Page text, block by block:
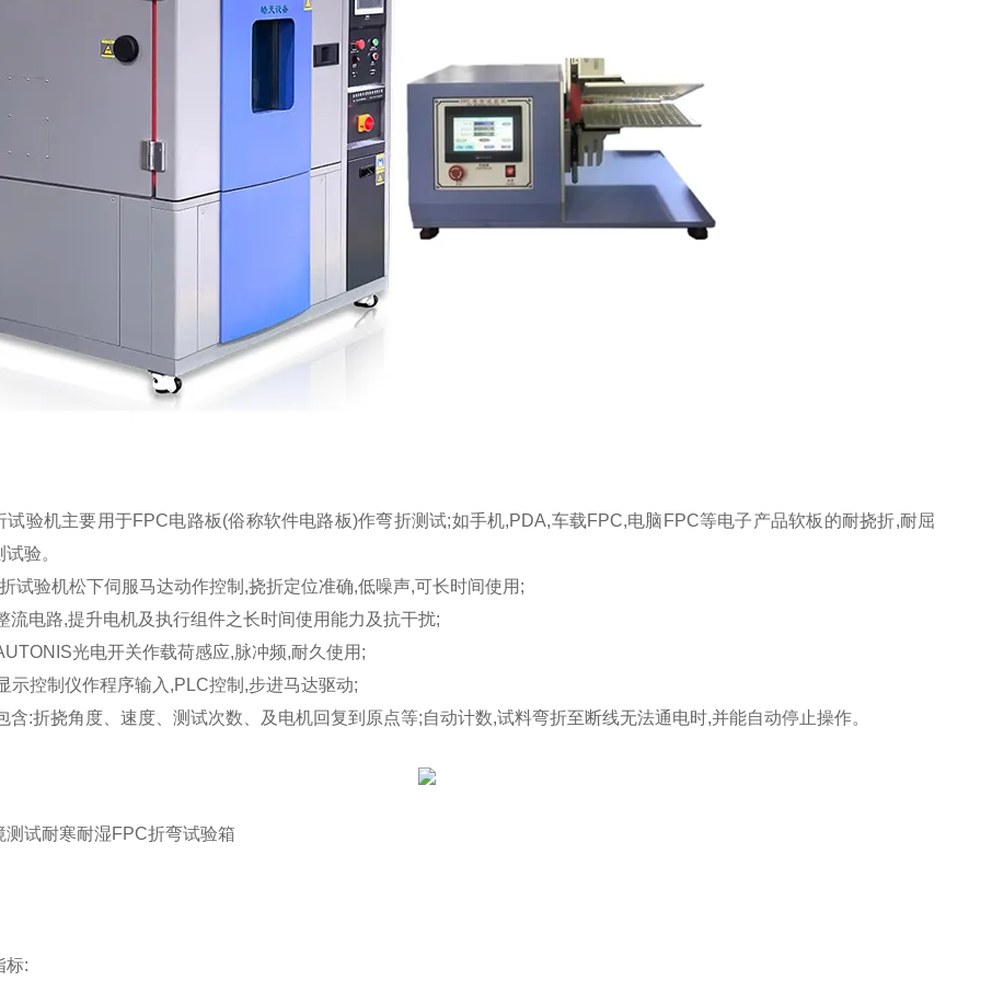
试验机主要用于FPC电路板(俗称软件电路板)作弯折测试;如手机,PDA,车载FPC,电脑FPC等电子产品软板的耐挠折,耐屈
验。
试验机松下伺服马达动作控制,挠折定位准确,低噪声,可长时间使用;
流电路,提升电机及执行组件之长时间使用能力及抗干扰;
光电开关作载荷感应,脉冲频,耐久使用;
示控制仪作程序输入,PLC控制,步进马达驱动;
含:折挠角度、速度、测试次数、及电机回复到原点等;自动计数,试料弯折至断线无法通电时,并能自动停止操作。
测试耐寒耐湿FPC折弯试验箱
标: